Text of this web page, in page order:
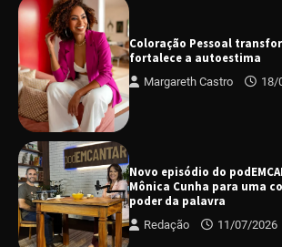
Coloração Pessoal
fortalece a autoestima
Margareth Castro 18/
Novo episódio do
Mônica Cunha para uma
poder da palavra
Redação 11/07/2026